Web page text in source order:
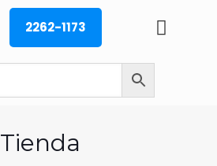
2262-1173
Tienda